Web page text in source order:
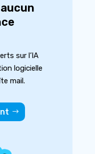
sur l’IA
logicielle
mail.